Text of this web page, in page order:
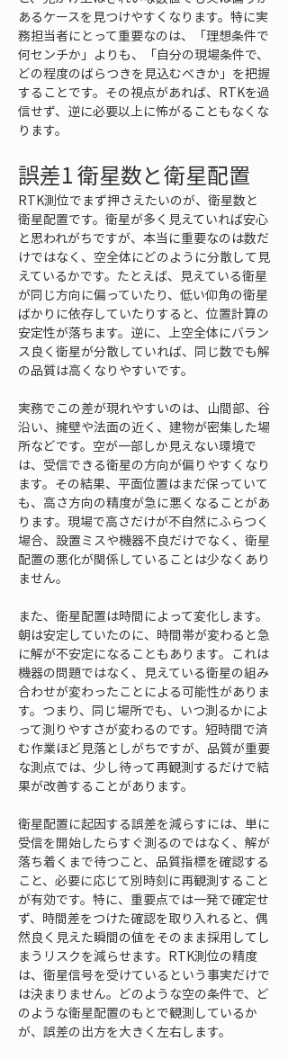
あるケースを見つけやすくなります。特に実
務担当者にとって重要なのは、「理想条件で
何センチか」よりも、「自分の現場条件で、
どの程度のばらつきを見込むべきか」を把握
することです。その視点があれば、RTKを過
信せず、逆に必要以上に怖がることもなくな
ります。
誤差1 衛星数と衛星配置
RTK測位でまず押さえたいのが、衛星数と
衛星配置です。衛星が多く見えていれば安心
と思われがちですが、本当に重要なのは数だ
けではなく、空全体にどのように分散して見
えているかです。たとえば、見えている衛星
が同じ方向に偏っていたり、低い仰角の衛星
ばかりに依存していたりすると、位置計算の
安定性が落ちます。逆に、上空全体にバラン
ス良く衛星が分散していれば、同じ数でも解
の品質は高くなりやすいです。
実務でこの差が現れやすいのは、山間部、谷
沿い、擁壁や法面の近く、建物が密集した場
所などです。空が一部しか見えない環境で
は、受信できる衛星の方向が偏りやすくなり
ます。その結果、平面位置はまだ保っていて
も、高さ方向の精度が急に悪くなることがあ
ります。現場で高さだけが不自然にふらつく
場合、設置ミスや機器不良だけでなく、衛星
配置の悪化が関係していることは少なくあり
ません。
また、衛星配置は時間によって変化します。
朝は安定していたのに、時間帯が変わると急
に解が不安定になることもあります。これは
機器の問題ではなく、見えている衛星の組み
合わせが変わったことによる可能性がありま
す。つまり、同じ場所でも、いつ測るかによ
って測りやすさが変わるのです。短時間で済
む作業ほど見落としがちですが、品質が重要
な測点では、少し待って再観測するだけで結
果が改善することがあります。
衛星配置に起因する誤差を減らすには、単に
受信を開始したらすぐ測るのではなく、解が
落ち着くまで待つこと、品質指標を確認する
こと、必要に応じて別時刻に再観測すること
が有効です。特に、重要点では一発で確定せ
ず、時間差をつけた確認を取り入れると、偶
然良く見えた瞬間の値をそのまま採用してし
まうリスクを減らせます。RTK測位の精度
は、衛星信号を受けているという事実だけで
は決まりません。どのような空の条件で、ど
のような衛星配置のもとで観測しているか
が、誤差の出方を大きく左右します。